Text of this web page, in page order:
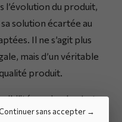
Continuer sans accepter
l’évolution du produit,
solution écartée au
Il ne s’agit plus
mais d’un véritable
produit.
maximale n’est
critères du RGAA